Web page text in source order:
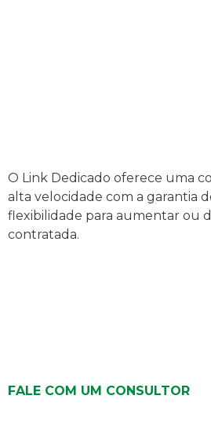
O Link Dedicado oferece uma
alta velocidade com a garantia
flexibilidade para aumentar ou
contratada.
FALE COM UM CONSULTOR